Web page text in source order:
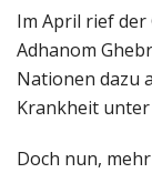
Im April rief der
Adhanom
Nationen dazu
Krankheit
Doch nun,